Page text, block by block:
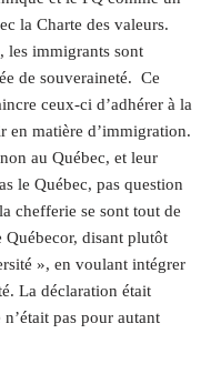
la Charte des valeurs.
les immigrants sont
de souveraineté. Ce
ceux-ci d’adhérer à la
en matière d’immigration.
au Québec, et leur
le Québec, pas question
chefferie se sont tout de
Québecor, disant plutôt
», en voulant intégrer
La déclaration était
pas pour autant